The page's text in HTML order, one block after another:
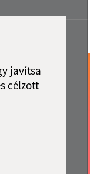
javítsa
célzott